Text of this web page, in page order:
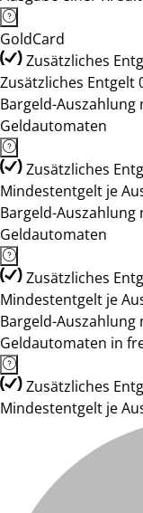
GoldCard
Zusätzliches
Zusätzliches Entgelt
Bargeld-
Geldautomaten
Zusätzliches
Mindestentgelt je
Bargeld-
Geldautomaten
Zusätzliches
Mindestentgelt je
Bargeld-
Geldautomaten in
Zusätzliches
Mindestentgelt je